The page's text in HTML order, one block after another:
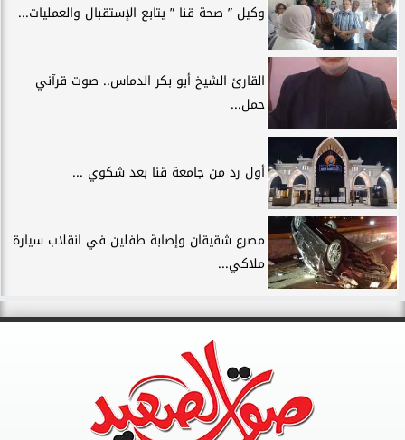
وكيل ” صحة قنا ” يتابع الإستقبال والعمليات...
القارئ الشيخ أبو بكر الدماس.. صوت قرآني
حمل...
أول رد من جامعة قنا بعد شكوي ...
مصرع شقيقان وإصابة طفلين في انقلاب سيارة
ملاكي...